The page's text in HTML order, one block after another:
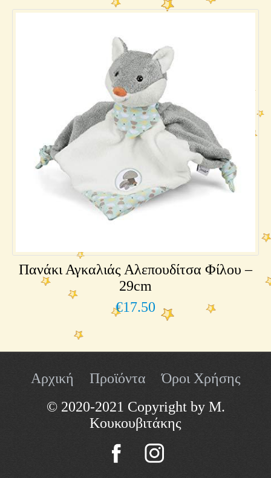
Πανάκι Αγκαλιάς Αλεπουδίτσα Φίλου –
29cm
€17.50
Αρχική Προϊόντα
Όροι Χρήσης
© 2020-2021 Copyright by Μ.
Κουκουβιτάκης